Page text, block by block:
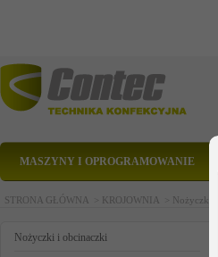
MASZYNY I OPROGRAMOWANIE
STRONA GŁÓWNA > KROJOWNIA > Nożyczki
Nożyczki i obcinaczki